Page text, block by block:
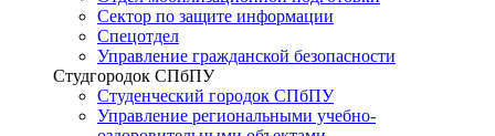
Сектор по защите информации
Спецотдел
Управление гражданской безопасности
Студгородок СПбПУ
Студенческий городок СПбПУ
Управление региональными учебно-